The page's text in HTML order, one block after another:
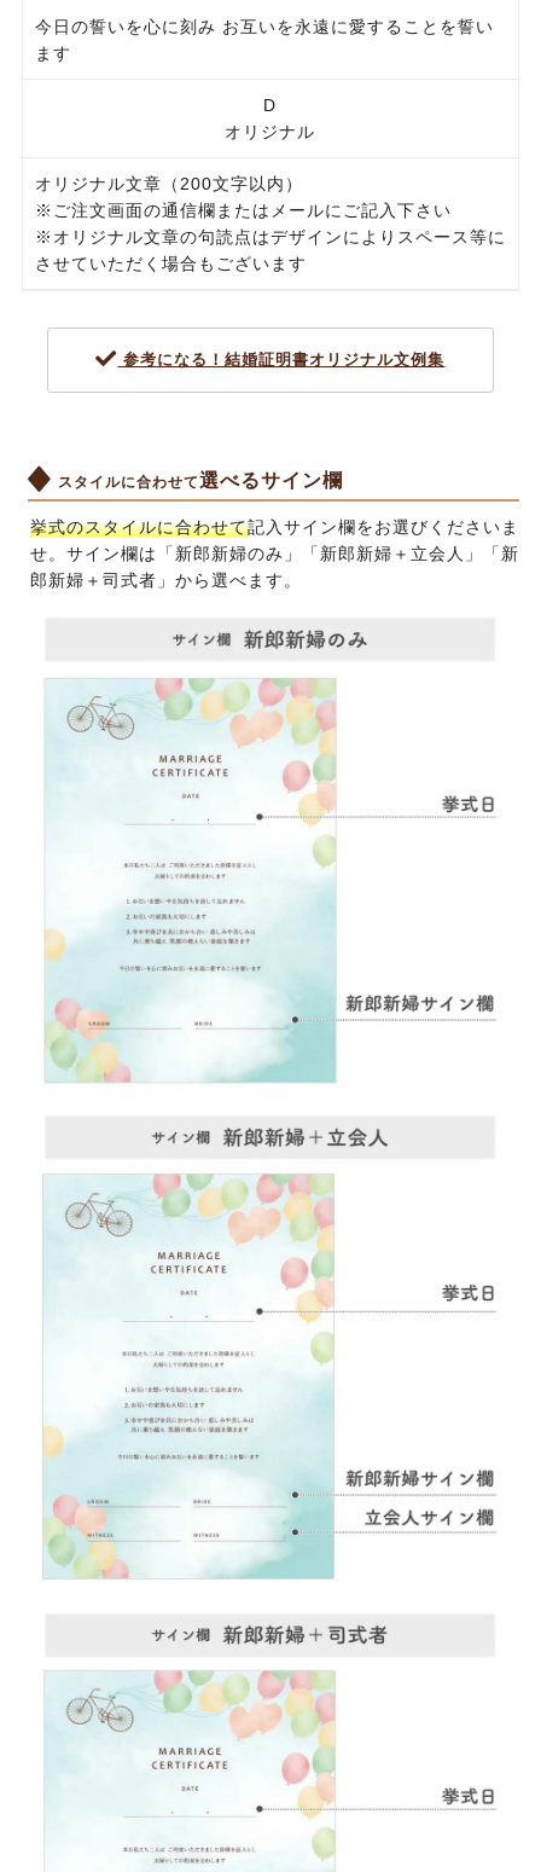
今日の誓いを心に刻み お互いを永遠に愛することを誓い
ます
D
オリジナル
オリジナル文章（200文字以内）
※ご注文画面の通信欄またはメールにご記入下さい
※オリジナル文章の句読点はデザインによりスペース等に
させていただく場合もございます
参考になる！結婚証明書オリジナル文例集
スタイルに合わせて選べるサイン欄
挙式のスタイルに合わせて記入サイン欄をお選びくださいま
せ。サイン欄は「新郎新婦のみ」「新郎新婦＋立会人」「新
郎新婦＋司式者」から選べます。